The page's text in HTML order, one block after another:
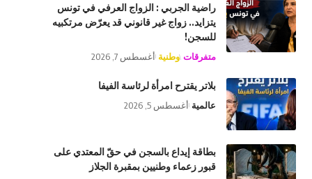
راضية الجربي : الزواج العرفي في تونس
يتزايد.. زواج غير قانوني قد يعرّض مرتكبيه
للسجن!
متفرقات وطنية أغسطس 7, 2026
بلاتر يقترح امرأة لرئاسة الفيفا
عالمية أغسطس 5, 2026
بطاقة إيداع بالسجن في حقّ المعتدي على
قبور زعماء وطنيين بمقبرة الجلاز